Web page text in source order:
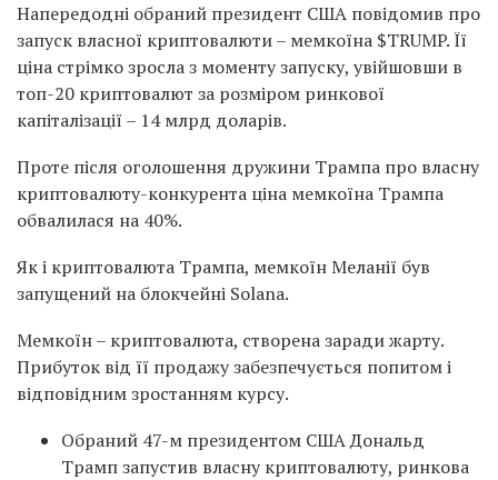
Напередодні обраний президент США повідомив про
запуск власної криптовалюти – мемкоїна $TRUMP. Її
ціна стрімко зросла з моменту запуску, увійшовши в
топ-20 криптовалют за розміром ринкової
капіталізації – 14 млрд доларів.
Проте після оголошення дружини Трампа про власну
криптовалюту-конкурента ціна мемкоїна Трампа
обвалилася на 40%.
Як і криптовалюта Трампа, мемкоїн Меланії був
запущений на блокчейні Solana.
Мемкоїн – криптовалюта, створена заради жарту.
Прибуток від її продажу забезпечується попитом і
відповідним зростанням курсу.
Обраний 47-м президентом США Дональд
Трамп запустив власну криптовалюту, ринкова